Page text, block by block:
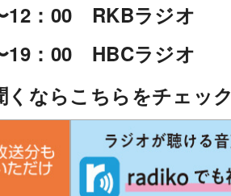
12：00 RKBラジオ
19：00 HBCラジオ
くならこちらをチェック